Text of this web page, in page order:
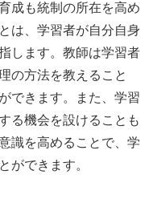
成も統制の所在を高め
は、学習者が自分自身
します。教師は学習者
の方法を教えること
できます。また、学習
る機会を設けることも
識を高めることで、学
ができます。